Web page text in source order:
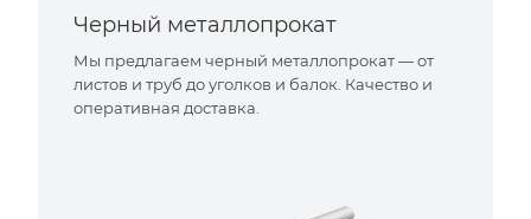
Черный металлопрокат
Мы предлагаем черный металлопрокат — от
листов и труб до уголков и балок. Качество и
оперативная доставка.